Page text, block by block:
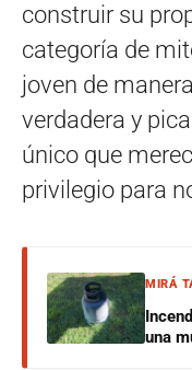
construir su
categoría de
joven de
verdadera y
único que
privilegio para
MIRÁ
una